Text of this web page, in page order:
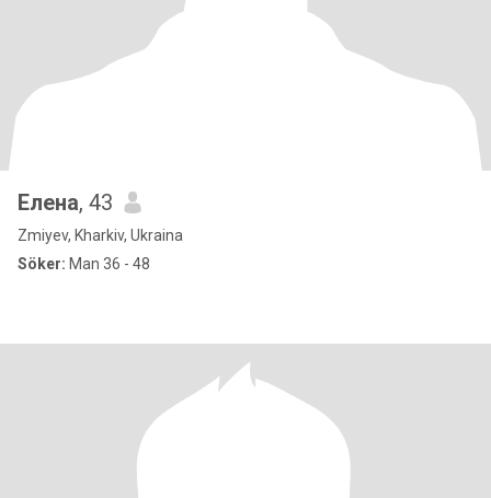
Елена, 43
Zmiyev, Kharkiv, Ukraina
Söker: Man 36 - 48